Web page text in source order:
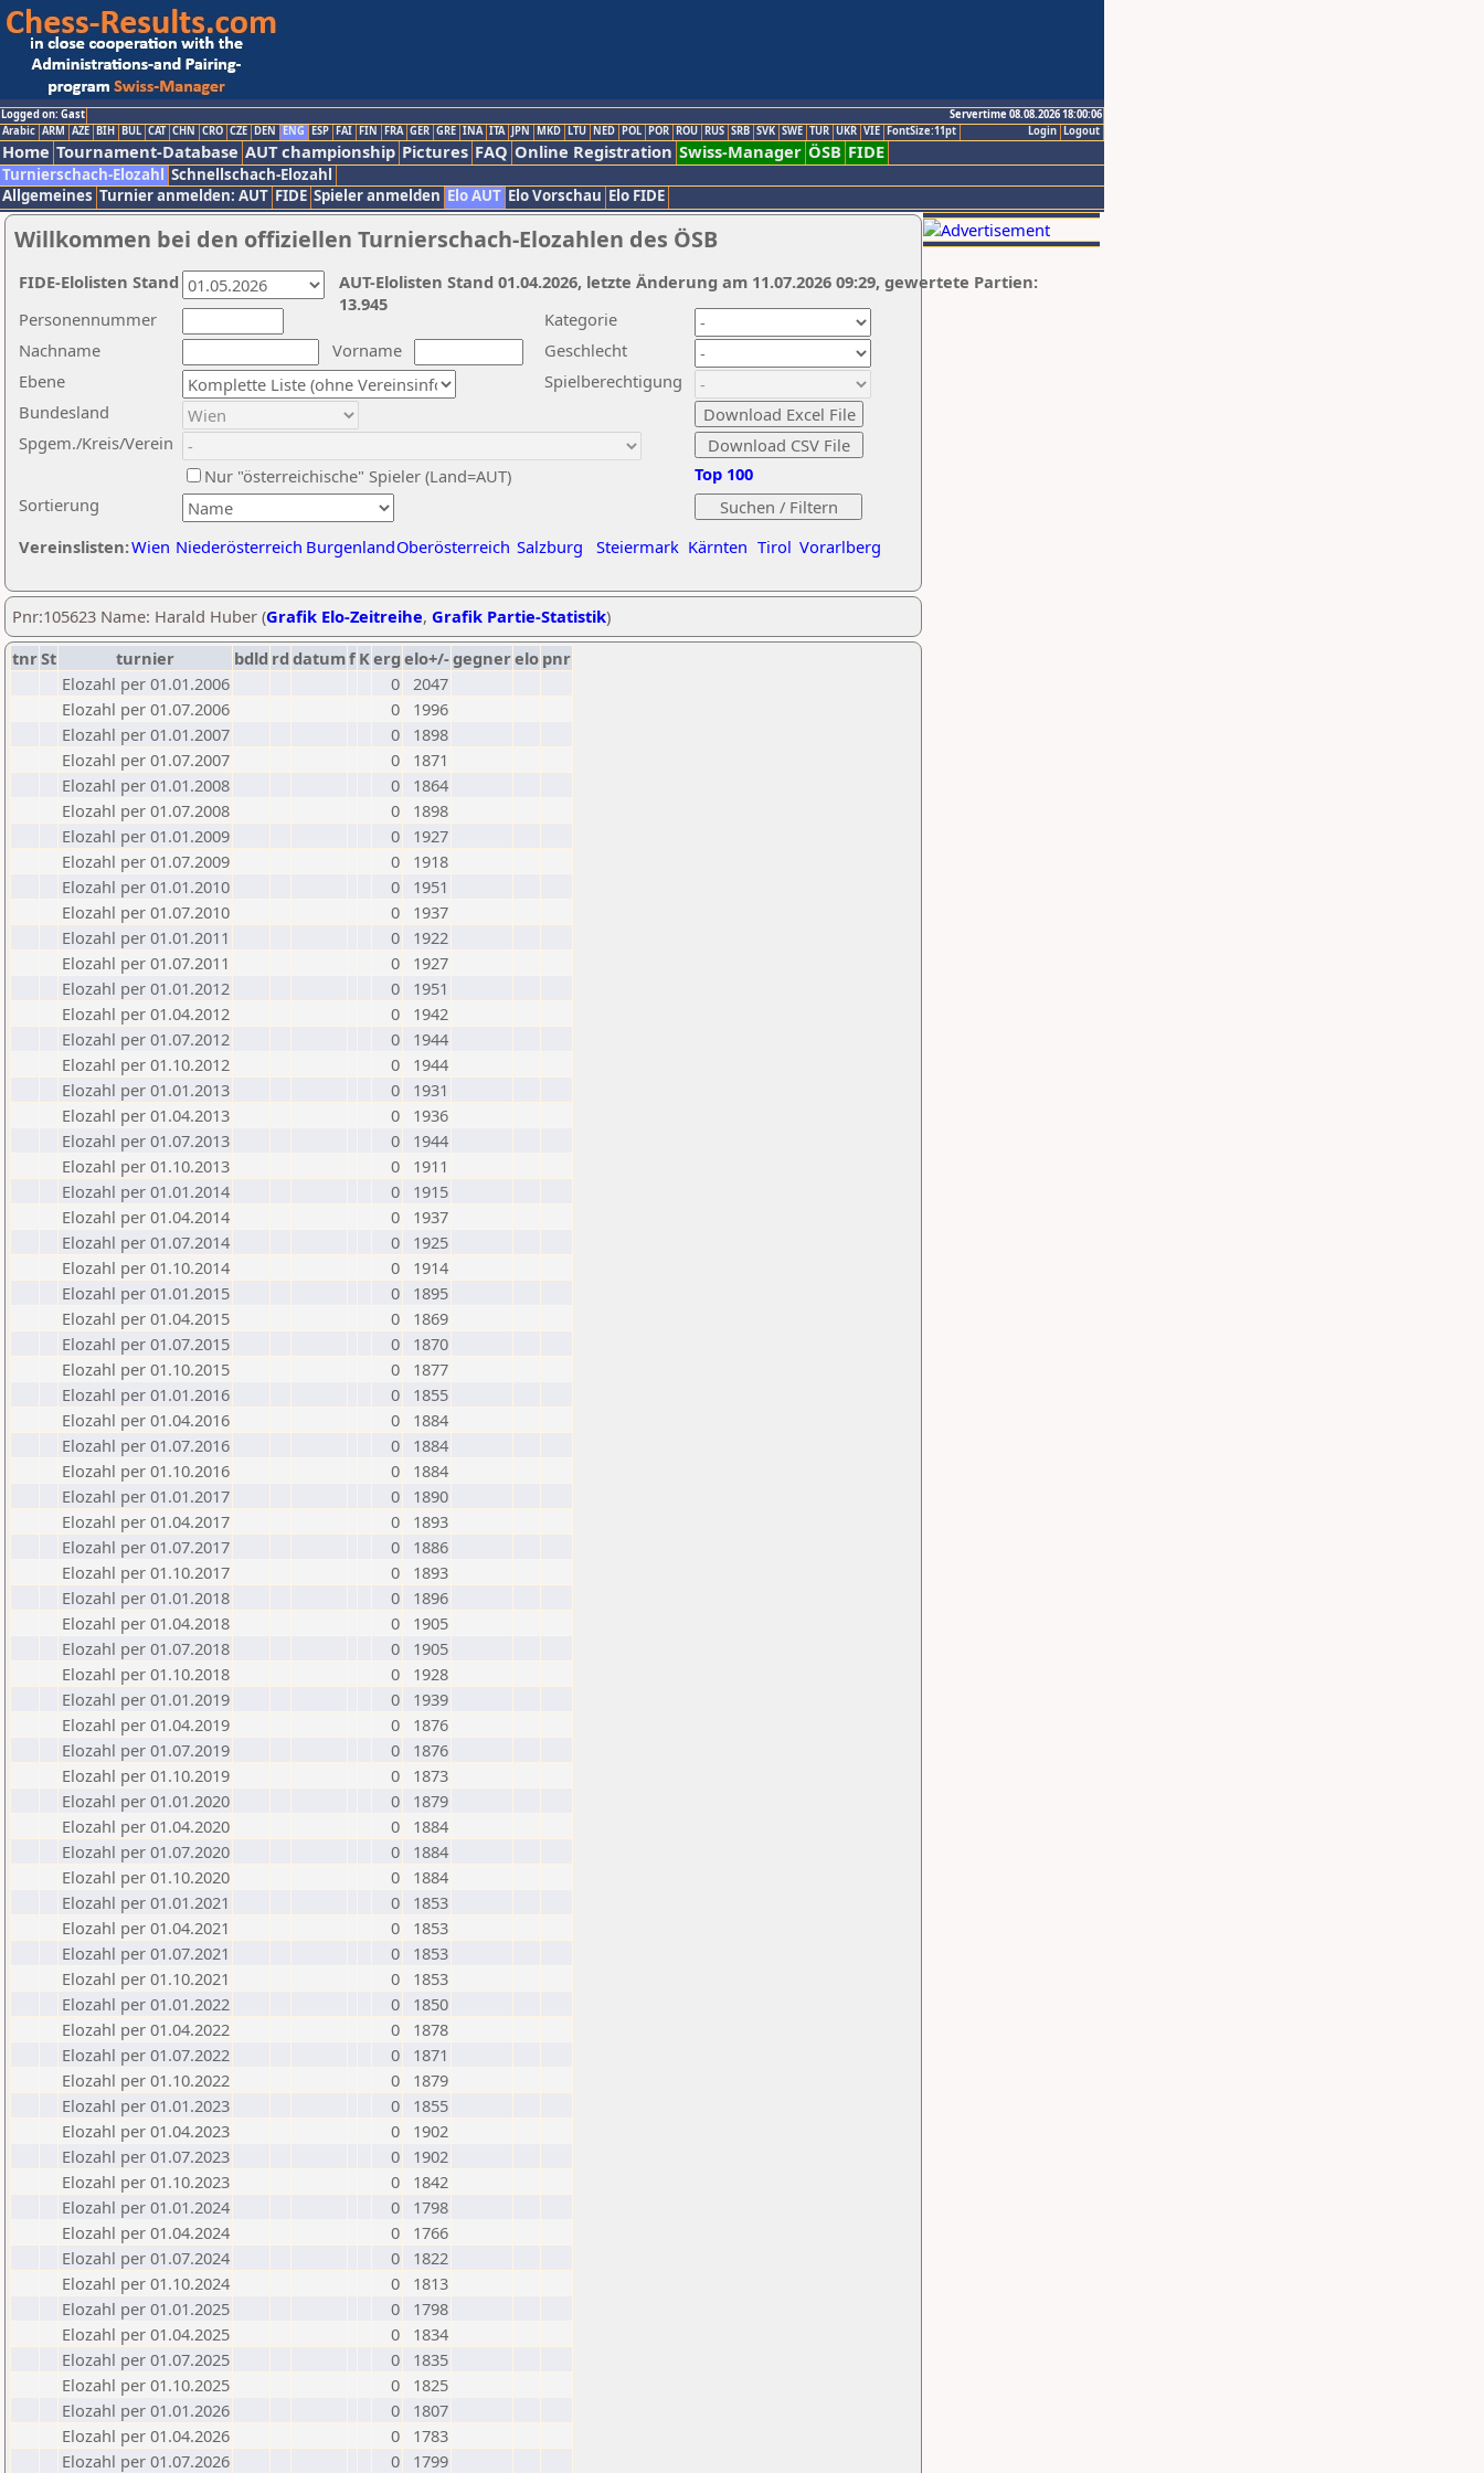
Logged on: Gast
Servertime 08.08.2026 18:00:06
Logout
Login
Arabic ARM AZE BIH BUL CAT CHN CRO CZE DEN ENG ESP FAI FIN FRA GER GRE INA ITA JPN MKD LTU NED POL POR ROU RUS SRB SVK SWE TUR UKR VIE FontSize:11pt
Home Tournament-Database AUT championship Pictures FAQ Online Registration Swiss-Manager ÖSB FIDE
Turnierschach-Elozahl Schnellschach-Elozahl
Allgemeines Turnier anmelden: AUT FIDE Spieler anmelden Elo AUT Elo Vorschau Elo FIDE
Willkommen bei den offiziellen Turnierschach-Elozahlen des ÖSB
Nachname
Vorname
Ebene
Kategorie
Sortierung
Personennummer
Bundesland
Spgem./Kreis/Verein
Geschlecht
Nur "österreichische" Spieler (Land=AUT)
Spielberechtigung
Vereinslisten:Wien Niederösterreich BurgenlandOberösterreich Salzburg Steiermark Kärnten Tirol Vorarlberg
Top 100
AUT-Elolisten Stand 01.04.2026, letzte Änderung am 11.07.2026 09:29, gewertete Partien:
13.945
FIDE-Elolisten Stand
Pnr:105623 Name: Harald Huber (Grafik Elo-Zeitreihe, Grafik Partie-Statistik)
tnrSt turnier bdld rd datumf Kerg elo+/-gegnerelo pnr
Elozahl per 01.01.2006
0 2047
Elozahl per 01.07.2006
0
1996
Elozahl per 01.01.2007
0
1898
Elozahl per 01.07.2007
0
1871
Elozahl per 01.01.2008
0
1864
Elozahl per 01.07.2008
0
1898
Elozahl per 01.01.2009
0
1927
Elozahl per 01.07.2009
0
1918
Elozahl per 01.01.2010
0
1951
Elozahl per 01.07.2010
0
1937
Elozahl per 01.01.2011
0
1922
Elozahl per 01.07.2011
0
1927
Elozahl per 01.01.2012
0
1951
Elozahl per 01.04.2012
0
1942
Elozahl per 01.07.2012
0
1944
Elozahl per 01.10.2012
0
1944
Elozahl per 01.01.2013
0
1931
Elozahl per 01.04.2013
0
1936
Elozahl per 01.07.2013
0
1944
Elozahl per 01.10.2013
0
1911
Elozahl per 01.01.2014
0
1915
Elozahl per 01.04.2014
0
1937
Elozahl per 01.07.2014
0
1925
Elozahl per 01.10.2014
0
1914
Elozahl per 01.01.2015
0
1895
Elozahl per 01.04.2015
0
1869
Elozahl per 01.07.2015
0
1870
Elozahl per 01.10.2015
0
1877
Elozahl per 01.01.2016
0
1855
Elozahl per 01.04.2016
0
1884
Elozahl per 01.07.2016
0
1884
Elozahl per 01.10.2016
0
1884
Elozahl per 01.01.2017
0
1890
Elozahl per 01.04.2017
0
1893
Elozahl per 01.07.2017
0
1886
Elozahl per 01.10.2017
0
1893
Elozahl per 01.01.2018
0
1896
Elozahl per 01.04.2018
0
1905
Elozahl per 01.07.2018
0
1905
Elozahl per 01.10.2018
0
1928
Elozahl per 01.01.2019
0
1939
Elozahl per 01.04.2019
0
1876
Elozahl per 01.07.2019
0
1876
Elozahl per 01.10.2019
0
1873
Elozahl per 01.01.2020
0
1879
Elozahl per 01.04.2020
0
1884
Elozahl per 01.07.2020
0
1884
Elozahl per 01.10.2020
0
1884
Elozahl per 01.01.2021
0
1853
Elozahl per 01.04.2021
0
1853
Elozahl per 01.07.2021
0
1853
Elozahl per 01.10.2021
0
1853
Elozahl per 01.01.2022
0
1850
Elozahl per 01.04.2022
0
1878
Elozahl per 01.07.2022
0
1871
Elozahl per 01.10.2022
0
1879
Elozahl per 01.01.2023
0
1855
Elozahl per 01.04.2023
0
1902
Elozahl per 01.07.2023
0
1902
Elozahl per 01.10.2023
0
1842
Elozahl per 01.01.2024
0
1798
Elozahl per 01.04.2024
0
1766
Elozahl per 01.07.2024
0
1822
Elozahl per 01.10.2024
0
1813
Elozahl per 01.01.2025
0
1798
Elozahl per 01.04.2025
0
1834
Elozahl per 01.07.2025
0
1835
Elozahl per 01.10.2025
0
1825
Elozahl per 01.01.2026
0
1807
Elozahl per 01.04.2026
0
1783
Elozahl per 01.07.2026
0 1799